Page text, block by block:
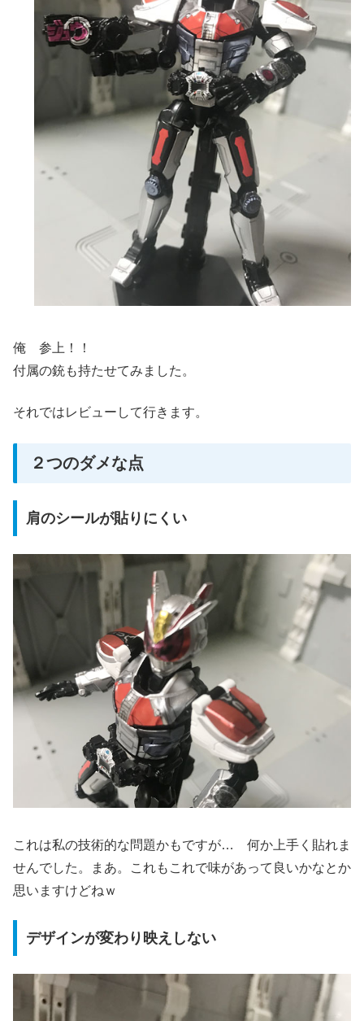
俺 参上！！
付属の銃も持たせてみました。
それではレビューして行きます。
２つのダメな点
肩のシールが貼りにくい
これは私の技術的な問題かもですが… 何か上手く貼れま
せんでした。まあ。これもこれで味があって良いかなとか
思いますけどねｗ
デザインが変わり映えしない